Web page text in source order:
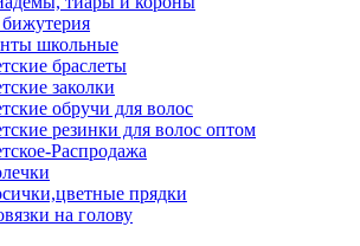
бижутерия
школьные
браслеты
заколки
обручи для волос
резинки для волос оптом
Распродажа
прядки
на голову